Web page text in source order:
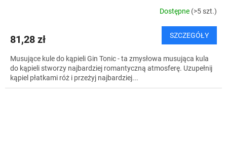
Dostępne (>5 szt.)
81,28 zł SZCZEGÓŁY
Musujące kule do kąpieli Gin Tonic - ta zmysłowa musująca kula
do kąpieli stworzy najbardziej romantyczną atmosferę. Uzupełnij
kąpiel płatkami róż i przeżyj najbardziej...